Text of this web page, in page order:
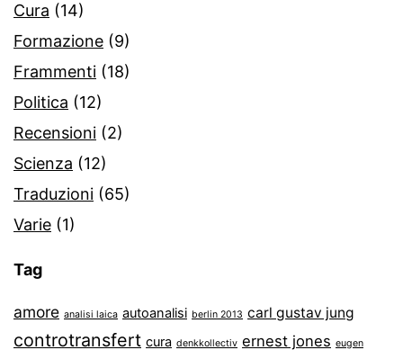
Cura (14)
Formazione (9)
Frammenti (18)
Politica (12)
Recensioni (2)
Scienza (12)
Traduzioni (65)
Varie (1)
Tag
amore analisi laica autoanalisi berlin 2013 carl gustav jung
controtransfert cura denkkollectiv ernest jones eugen